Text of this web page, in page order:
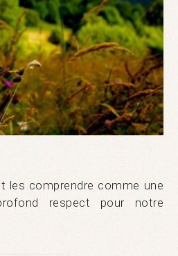
les comprendre comme une
respect pour notre